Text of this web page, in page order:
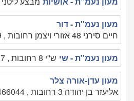
מעון נעמ''ת - דור
חיים סירני 48 אזורי ויצמן רחובות , 089473889
מעון נעמ''ת - שי ש''י 8 רחובות , 089473567
מעון עדן-אורה צלר
אליעזר בן יהודה 3 רחובות , 089466044